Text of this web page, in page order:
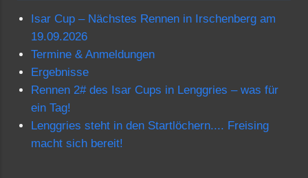
Isar Cup – Nächstes Rennen in Irschenberg am
19.09.2026
Termine & Anmeldungen
Ergebnisse
Rennen 2# des Isar Cups in Lenggries – was für
ein Tag!
Lenggries steht in den Startlöchern.... Freising
macht sich bereit!